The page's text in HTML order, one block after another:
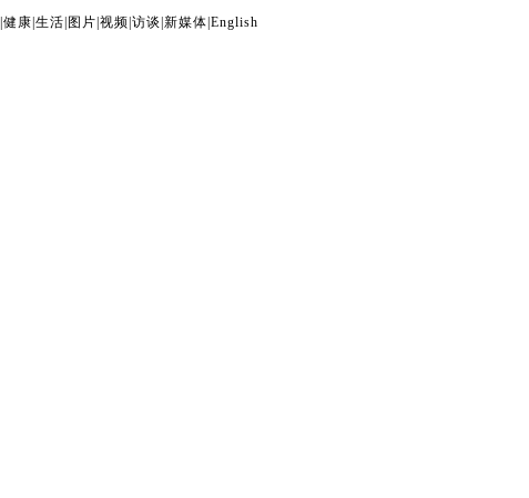
健康 生活 图片 视频 访谈 新媒体 English